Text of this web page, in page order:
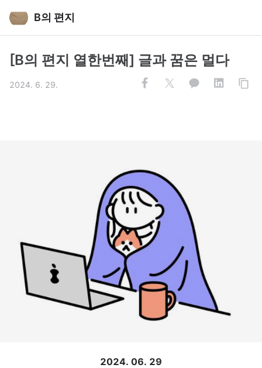
B의 편지
[B의 편지 열한번째] 글과 꿈은 멀다
2024. 6. 29.
2024. 06. 29